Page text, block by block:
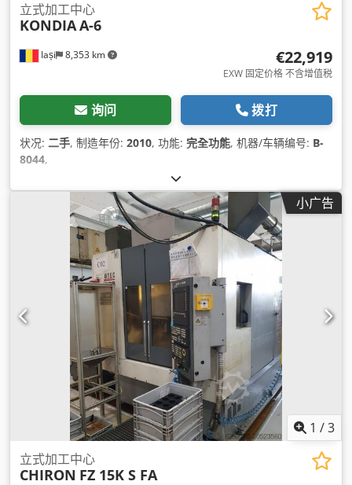
Iași 8,353 km
立式加工中心
KONDIAA-6
€22,919
EXW 固定价格 不含增值税
询问 拨打
状况: 二手, 制造年份: 2010, 功能: 完全功能, 机器/车辆编号: B-
8044,
小广告
1 /3
立式加工中心
CHIRON FZ 15K S FA